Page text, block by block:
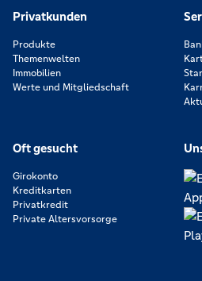
Privatkunden
Produkte
Themenwelten
Immobilien
Werte und Mitgliedschaft
Oft gesucht
Girokonto
Kreditkarten
Privatkredit
Private Altersvorsorge